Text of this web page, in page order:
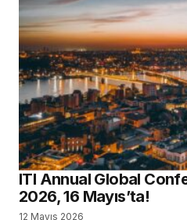
ITI Annual Global
2026, 16 Mayıs’ta!
12 Mayıs 2026